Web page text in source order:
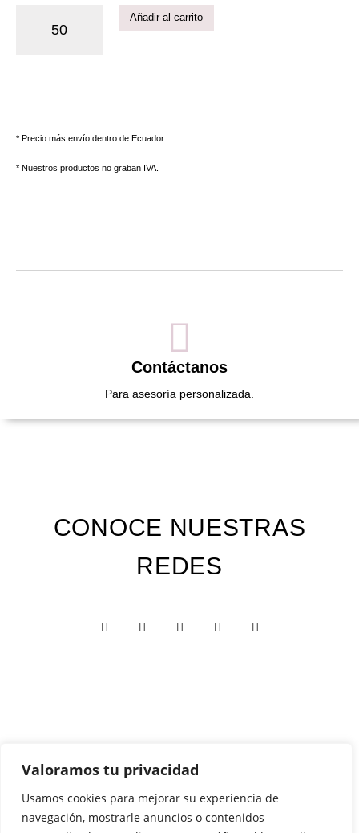
Valoramos tu privacidad
Usamos cookies para mejorar su experiencia de
navegación, mostrarle anuncios o contenidos
Añadir al carrito
* Precio más envío dentro de Ecuador
* Nuestros productos no graban IVA.
Contáctanos
Para asesoría personalizada.
CONOCE NUESTRAS
REDES
Custom Edition
Express Edition
Digital Edition